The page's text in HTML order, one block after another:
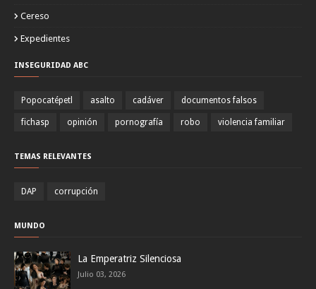
Cereso
Expedientes
INSEGURIDAD ABC
Popocatépetl asalto cadáver documentos falsos
fichasp opinión pornografía robo violencia familiar
TEMAS RELEVANTES
DAP corrupción
MUNDO
La Emperatriz Silenciosa
Julio 03, 2026